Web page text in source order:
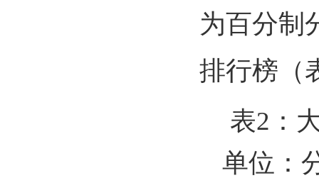
为百分制
排行榜（
表2：
单位：